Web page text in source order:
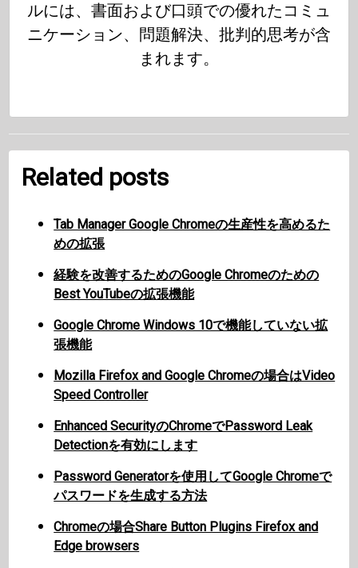
ルには、書面および口頭での優れたコミュ
ニケーション、問題解決、批判的思考が含
まれます。
Related posts
Tab Manager Google Chromeの生産性を高めるた
めの拡張
経験を改善するためのGoogle Chromeのための
Best YouTubeの拡張機能
Google Chrome Windows 10で機能していない拡
張機能
Mozilla Firefox and Google Chromeの場合はVideo
Speed Controller
Enhanced SecurityのChromeでPassword Leak
Detectionを有効にします
Password Generatorを使用してGoogle Chromeで
パスワードを生成する方法
Chromeの場合Share Button Plugins Firefox and
Edge browsers